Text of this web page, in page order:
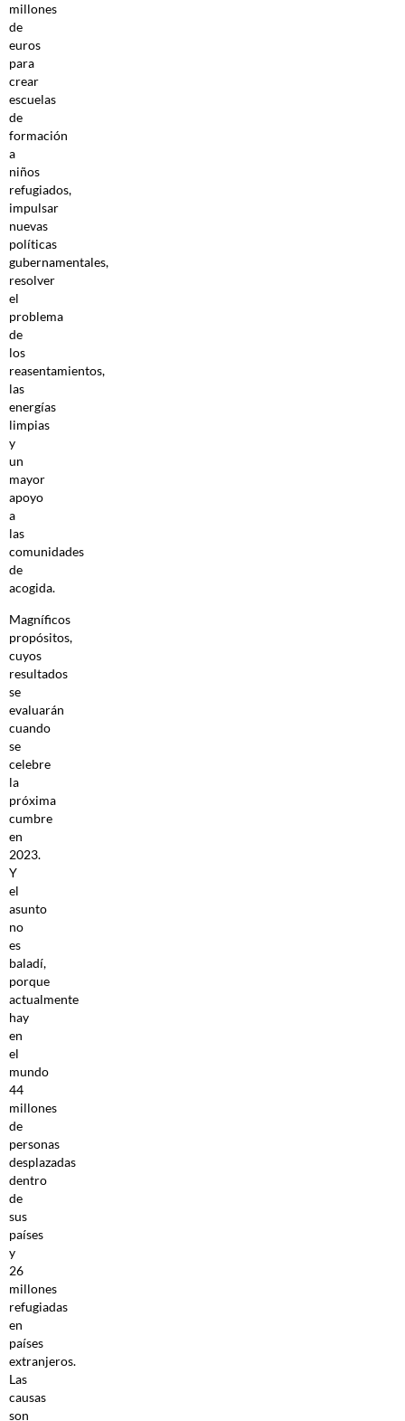
millones
de
euros
para
crear
escuelas
de
formación
a
niños
refugiados,
impulsar
nuevas
políticas
gubernamentales,
resolver
el
problema
de
los
reasentamientos,
las
energías
limpias
y
un
mayor
apoyo
a
las
comunidades
de
acogida.
Magníficos
propósitos,
cuyos
resultados
se
evaluarán
cuando
se
celebre
la
próxima
cumbre
en
2023.
Y
el
asunto
no
es
baladí,
porque
actualmente
hay
en
el
mundo
44
millones
de
personas
desplazadas
dentro
de
sus
países
y
26
millones
refugiadas
en
países
extranjeros.
Las
causas
son